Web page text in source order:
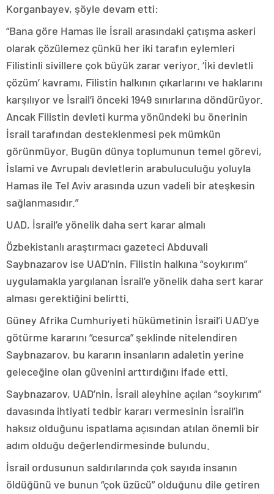
Korganbayev, şöyle devam etti:
“Bana göre Hamas ile İsrail arasındaki çatışma askeri
olarak çözülemez çünkü her iki tarafın eylemleri
Filistinli sivillere çok büyük zarar veriyor. ‘İki devletli
çözüm’ kavramı, Filistin halkının çıkarlarını ve haklarını
karşılıyor ve İsrail’i önceki 1949 sınırlarına döndürüyor.
Ancak Filistin devleti kurma yönündeki bu önerinin
İsrail tarafından desteklenmesi pek mümkün
görünmüyor. Bugün dünya toplumunun temel görevi,
İslami ve Avrupalı devletlerin arabuluculuğu yoluyla
Hamas ile Tel Aviv arasında uzun vadeli bir ateşkesin
sağlanmasıdır.”
UAD, İsrail’e yönelik daha sert karar almalı
Özbekistanlı araştırmacı gazeteci Abduvali
Saybnazarov ise UAD’nin, Filistin halkına “soykırım”
uygulamakla yargılanan İsrail’e yönelik daha sert karar
alması gerektiğini belirtti.
Güney Afrika Cumhuriyeti hükümetinin İsrail’i UAD’ye
götürme kararını “cesurca” şeklinde nitelendiren
Saybnazarov, bu kararın insanların adaletin yerine
geleceğine olan güvenini arttırdığını ifade etti.
Saybnazarov, UAD’nin, İsrail aleyhine açılan “soykırım”
davasında ihtiyati tedbir kararı vermesinin İsrail’in
haksız olduğunu ispatlama açısından atılan önemli bir
adım olduğu değerlendirmesinde bulundu.
İsrail ordusunun saldırılarında çok sayıda insanın
öldüğünü ve bunun “çok üzücü” olduğunu dile getiren